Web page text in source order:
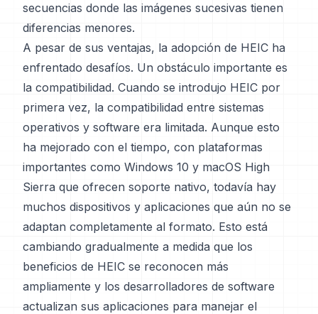
secuencias donde las imágenes sucesivas tienen
diferencias menores.
A pesar de sus ventajas, la adopción de HEIC ha
enfrentado desafíos. Un obstáculo importante es
la compatibilidad. Cuando se introdujo HEIC por
primera vez, la compatibilidad entre sistemas
operativos y software era limitada. Aunque esto
ha mejorado con el tiempo, con plataformas
importantes como Windows 10 y macOS High
Sierra que ofrecen soporte nativo, todavía hay
muchos dispositivos y aplicaciones que aún no se
adaptan completamente al formato. Esto está
cambiando gradualmente a medida que los
beneficios de HEIC se reconocen más
ampliamente y los desarrolladores de software
actualizan sus aplicaciones para manejar el